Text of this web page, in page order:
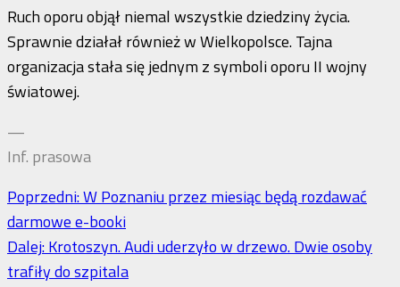
Ruch oporu objął niemal wszystkie dziedziny życia.
Sprawnie działał również w Wielkopolsce. Tajna
organizacja stała się jednym z symboli oporu II wojny
światowej.
—
Inf. prasowa
Zobacz
wpisy
Poprzedni:W Poznaniu przez miesiąc będą rozdawać
darmowe e-booki
Dalej:Krotoszyn. Audi uderzyło w drzewo. Dwie osoby
trafiły do szpitala